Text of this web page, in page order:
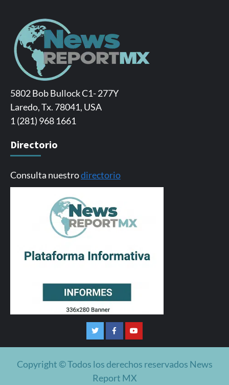
5802 Bob Bullock C1- 277Y
Laredo, Tx. 78041, USA
1 (281) 968 1661
Directorio
Consulta nuestrodirectorio
TwitterFacebookYoutube
Copyright © Todos los derechos reservados News
Report MX